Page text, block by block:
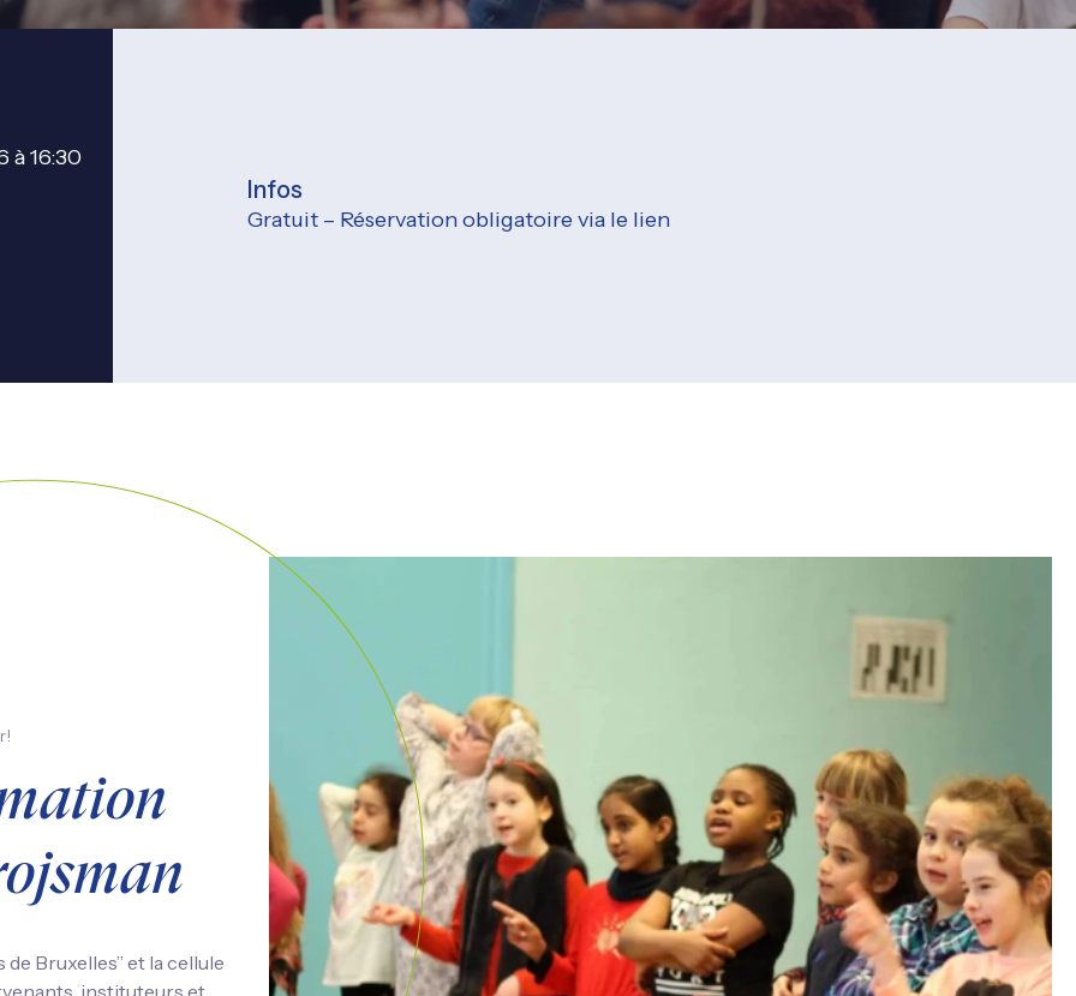
à 16:30
Infos
Gratuit – Réservation obligatoire via le lien
Bruxelles” et la cellule
instituteurs et